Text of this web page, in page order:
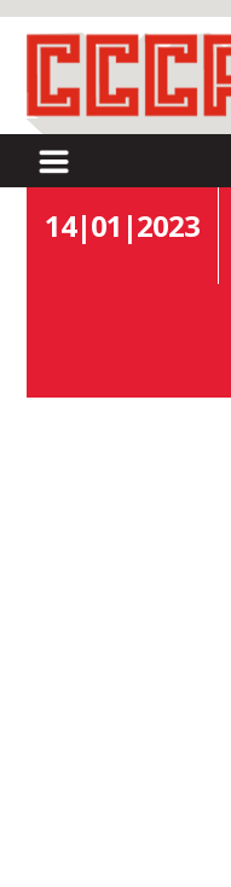
14|01|2023